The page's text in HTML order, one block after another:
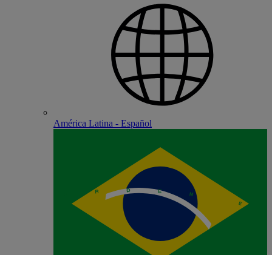
América Latina - Español